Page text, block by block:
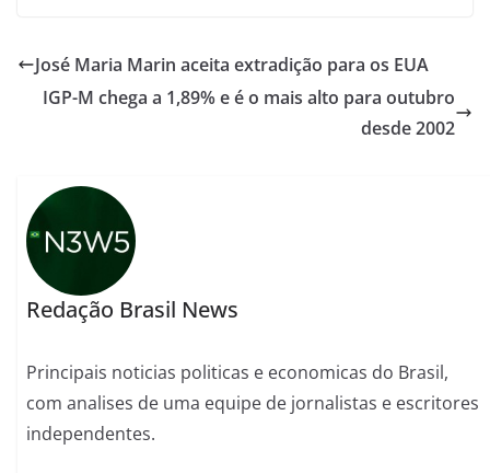
José Maria Marin aceita extradição para os EUA
IGP-M chega a 1,89% e é o mais alto para outubro
desde 2002
Redação Brasil News
Principais noticias politicas e economicas do Brasil,
com analises de uma equipe de jornalistas e escritores
independentes.